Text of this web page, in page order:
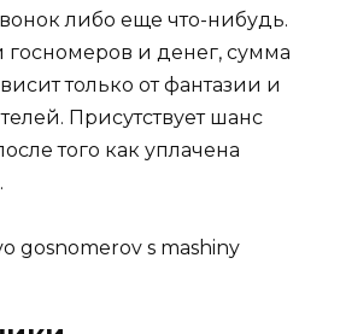
либо еще что-нибудь.
и денег, сумма
только от фантазии и
Присутствует шанс
того как уплачена